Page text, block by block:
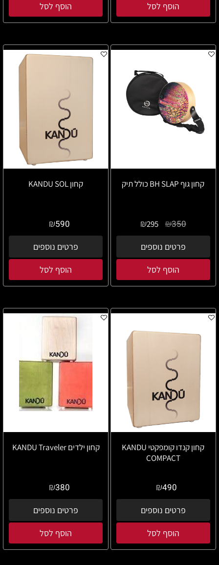
הוסף לסל הוסף לסל
קחון גוף BH SLAP כולל תיק
₪350
₪295
פרטים נוספים
הוסף לסל
קחון KANDU SOL
₪590
פרטים נוספים
הוסף לסל
קחון קנדו קומפקטי KANDU
COMPACT
₪490
פרטים נוספים
הוסף לסל
קחון ילדים KANDU Traveler
₪380
פרטים נוספים
הוסף לסל